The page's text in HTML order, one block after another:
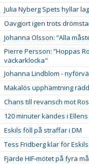
Julia Nyberg Spets hyllar
Oavgjort igen trots
Johanna Olsson: ”Alla
Pierre Persson: ”Hoppas
väckarklocka"
Johanna Lindblom -
Makalös upphämtning
Chans till revansch mot
120 minuter kändes i
Eskils föll på straffar i DM
Tess Fridberg klar för Eskils
Fjärde HIF-mötet på fyra